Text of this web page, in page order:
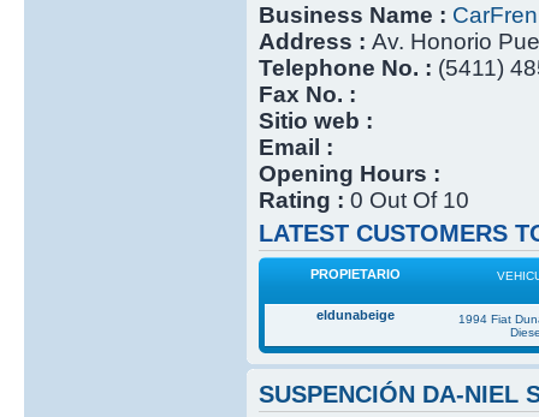
Business Name :
Address : Av. Honorio
Telephone No. : (5411)
Fax No. :
Sitio web :
Email :
Opening Hours :
Rating : 0 Out Of 10
LATEST CUSTOMERS
PROPIETARIO
eldunabeige
1994 Fiat
SUSPENCIÓN DA-NIEL